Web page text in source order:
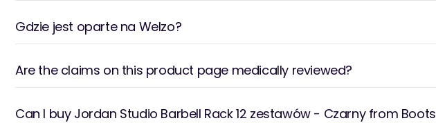
Gdzie jest oparte na Welzo?
Are the claims on this product page medically reviewed?
Can I buy Jordan Studio Barbell Rack 12 zestawów - Czarny from Boots